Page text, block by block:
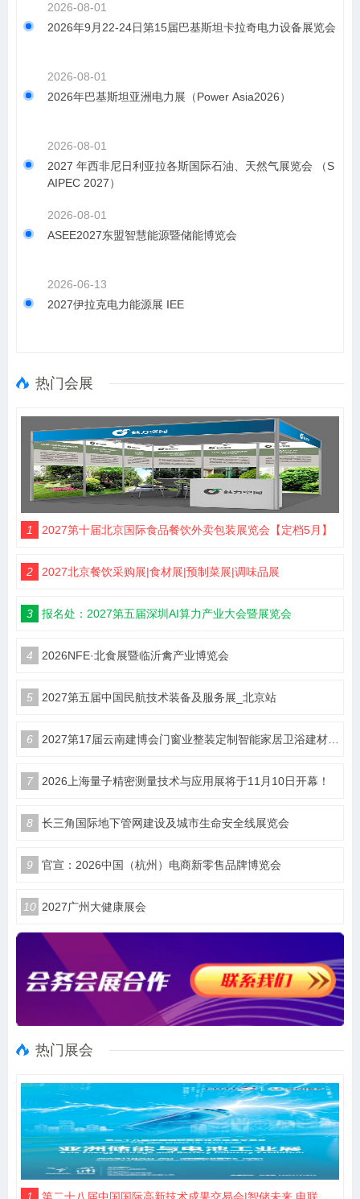
2026-08-01
2026年9月22-24日第15届巴基斯坦卡拉奇电力设备展览会
2026-08-01
2026年巴基斯坦亚洲电力展（Power Asia2026）
2026-08-01
2027 年西非尼日利亚拉各斯国际石油、天然气展览会 （S
AIPEC 2027）
2026-08-01
ASEE2027东盟智慧能源暨储能博览会
2026-06-13
2027伊拉克电力能源展 IEE
热门会展
1 2027第十届北京国际食品餐饮外卖包装展览会【定档5月】
2 2027北京餐饮采购展|食材展|预制菜展|调味品展
3 报名处：2027第五届深圳AI算力产业大会暨展览会
4 2026NFE·北食展暨临沂禽产业博览会
5 2027第五届中国民航技术装备及服务展_北京站
6 2027第17届云南建博会门窗业整装定制智能家居卫浴建材展会
7 2026上海量子精密测量技术与应用展将于11月10日开幕！
8 长三角国际地下管网建设及城市生命安全线展览会
9 官宣：2026中国（杭州）电商新零售品牌博览会
10 2027广州大健康展会
热门展会